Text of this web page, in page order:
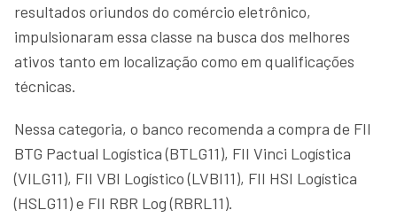
resultados oriundos do comércio eletrônico,
impulsionaram essa classe na busca dos melhores
ativos tanto em localização como em qualificações
técnicas.
Nessa categoria, o banco recomenda a compra de FII
BTG Pactual Logística (BTLG11), FII Vinci Logística
(VILG11), FII VBI Logístico (LVBI11), FII HSI Logística
(HSLG11) e FII RBR Log (RBRL11).